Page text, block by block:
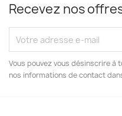
Recevez nos
Vous pouvez vous désinscrire à
nos informations de contact